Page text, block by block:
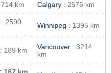
714 km Calgary : 2576 km
: 2590
Winnipeg : 1395 km
: 189 km Vancouver : 3214
km